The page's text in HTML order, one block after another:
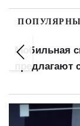
Мобильная